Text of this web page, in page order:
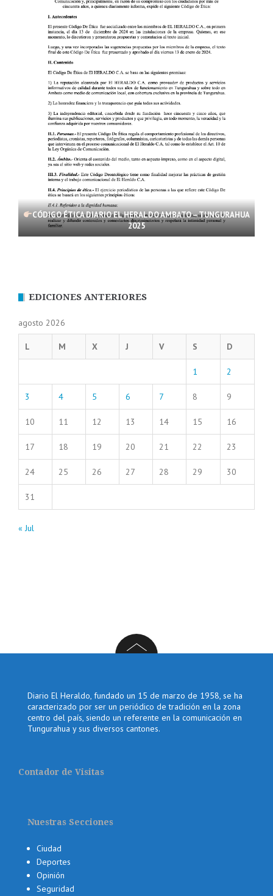
CÓDIGO ÉTICA DIARIO EL HERALDO AMBATO – TUNGURAHUA
2025
EDICIONES ANTERIORES
agosto 2026
L M X J V S D
1 2
3 4 5 6 7 8 9
10 11 12 13 14 15 16
17 18 19 20 21 22 23
24 25 26 27 28 29 30
31
« Jul
Diario El Heraldo, fundado un 15 de marzo de 1958, se ha
caracterizado por ser un periódico de tradición en la zona
centro del país, siendo un referente en la comunicación en
Tungurahua y sus diversos cantones.
Contador de Visitas
Nuestras Secciones
Ciudad
Deportes
Opinión
Seguridad